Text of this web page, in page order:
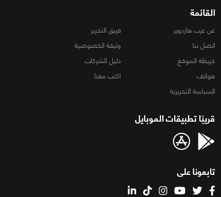
القائمة
عن عرب هاردوير
فريق التحرير
اتصل بنا
وثيقة الخصوصية
خريطة الموقع
دليل الشركات
هواتف
اكتب معنا
السياسة التحريرية
قريبًا تطبيقات الموبايل
تابعونا على